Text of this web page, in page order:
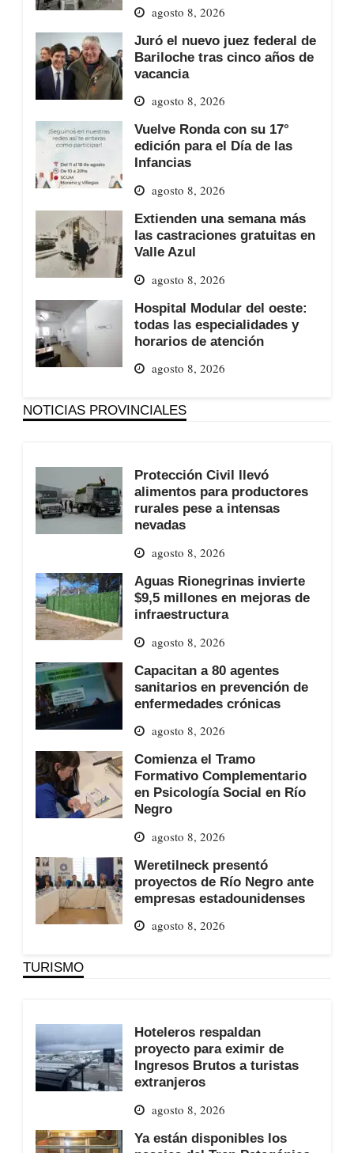
agosto 8, 2026
Juró el nuevo juez federal de
Bariloche tras cinco años de
vacancia
agosto 8, 2026
Vuelve Ronda con su 17°
edición para el Día de las
Infancias
agosto 8, 2026
Extienden una semana más
las castraciones gratuitas en
Valle Azul
agosto 8, 2026
Hospital Modular del oeste:
todas las especialidades y
horarios de atención
agosto 8, 2026
NOTICIAS PROVINCIALES
Protección Civil llevó
alimentos para productores
rurales pese a intensas
nevadas
agosto 8, 2026
Aguas Rionegrinas invierte
$9,5 millones en mejoras de
infraestructura
agosto 8, 2026
Capacitan a 80 agentes
sanitarios en prevención de
enfermedades crónicas
agosto 8, 2026
Comienza el Tramo
Formativo Complementario
en Psicología Social en Río
Negro
agosto 8, 2026
Weretilneck presentó
proyectos de Río Negro ante
empresas estadounidenses
agosto 8, 2026
TURISMO
Hoteleros respaldan
proyecto para eximir de
Ingresos Brutos a turistas
extranjeros
agosto 8, 2026
Ya están disponibles los